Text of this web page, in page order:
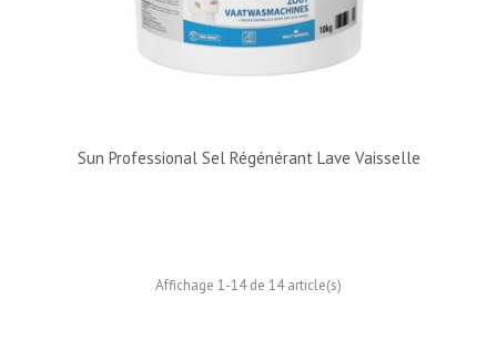
Sun Professional Sel Régénérant Lave Vaisselle
Affichage 1-14 de 14 article(s)